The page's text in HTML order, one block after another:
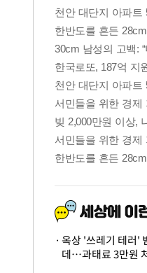
옥상 '쓰레기 테러'
데…과태료 3만원